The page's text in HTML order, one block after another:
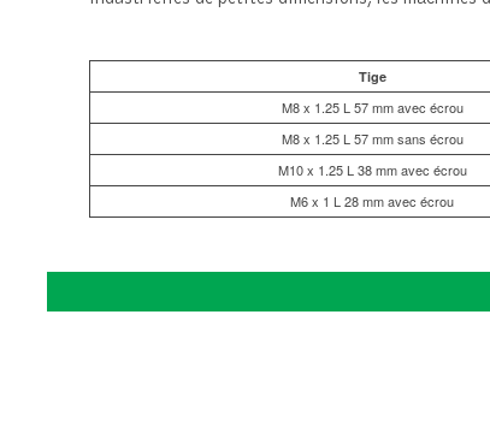
Tige
M8 x 1.25 L 57 mm avec écrou
M8 x 1.25 L 57 mm sans écrou
M10 x 1.25 L 38 mm avec écrou
M6 x 1 L 28 mm avec écrou